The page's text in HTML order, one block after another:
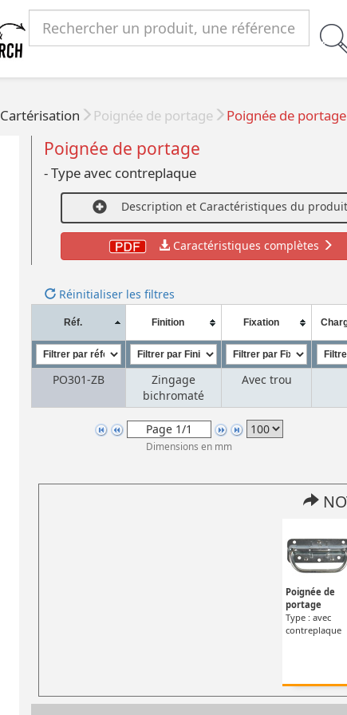
Cartérisation Poignée de portage Poignée de portage
Poignée de portage
- Type avec contreplaque
Description et Caractéristiques du produit
Caractéristiques complètes
Réinitialiser les filtres
Réf. Finition Fixation
PO301-ZB
Zingage
bichromaté
Avec trou
Dimensions en mm
Poignée de
portage
Type : avec
contreplaque